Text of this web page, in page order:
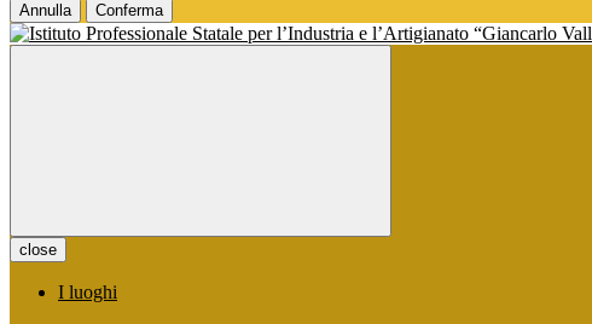
Annulla Conferma
close
I luoghi